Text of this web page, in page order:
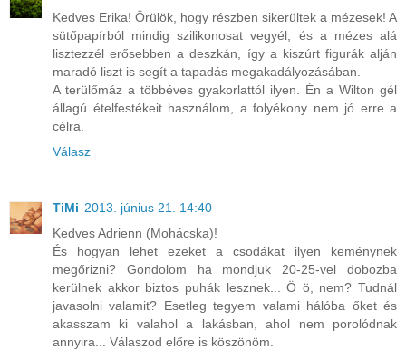
Kedves Erika! Örülök, hogy részben sikerültek a mézesek! A
sütőpapírból mindig szilikonosat vegyél, és a mézes alá
lisztezzél erősebben a deszkán, így a kiszúrt figurák alján
maradó liszt is segít a tapadás megakadályozásában.
A terülőmáz a többéves gyakorlattól ilyen. Én a Wilton gél
állagú ételfestékeit használom, a folyékony nem jó erre a
célra.
Válasz
TiMi 2013. június 21. 14:40
Kedves Adrienn (Mohácska)!
És hogyan lehet ezeket a csodákat ilyen keménynek
megőrizni? Gondolom ha mondjuk 20-25-vel dobozba
kerülnek akkor biztos puhák lesznek... Ö ö, nem? Tudnál
javasolni valamit? Esetleg tegyem valami hálóba őket és
akasszam ki valahol a lakásban, ahol nem porolódnak
annyira... Válaszod előre is köszönöm.